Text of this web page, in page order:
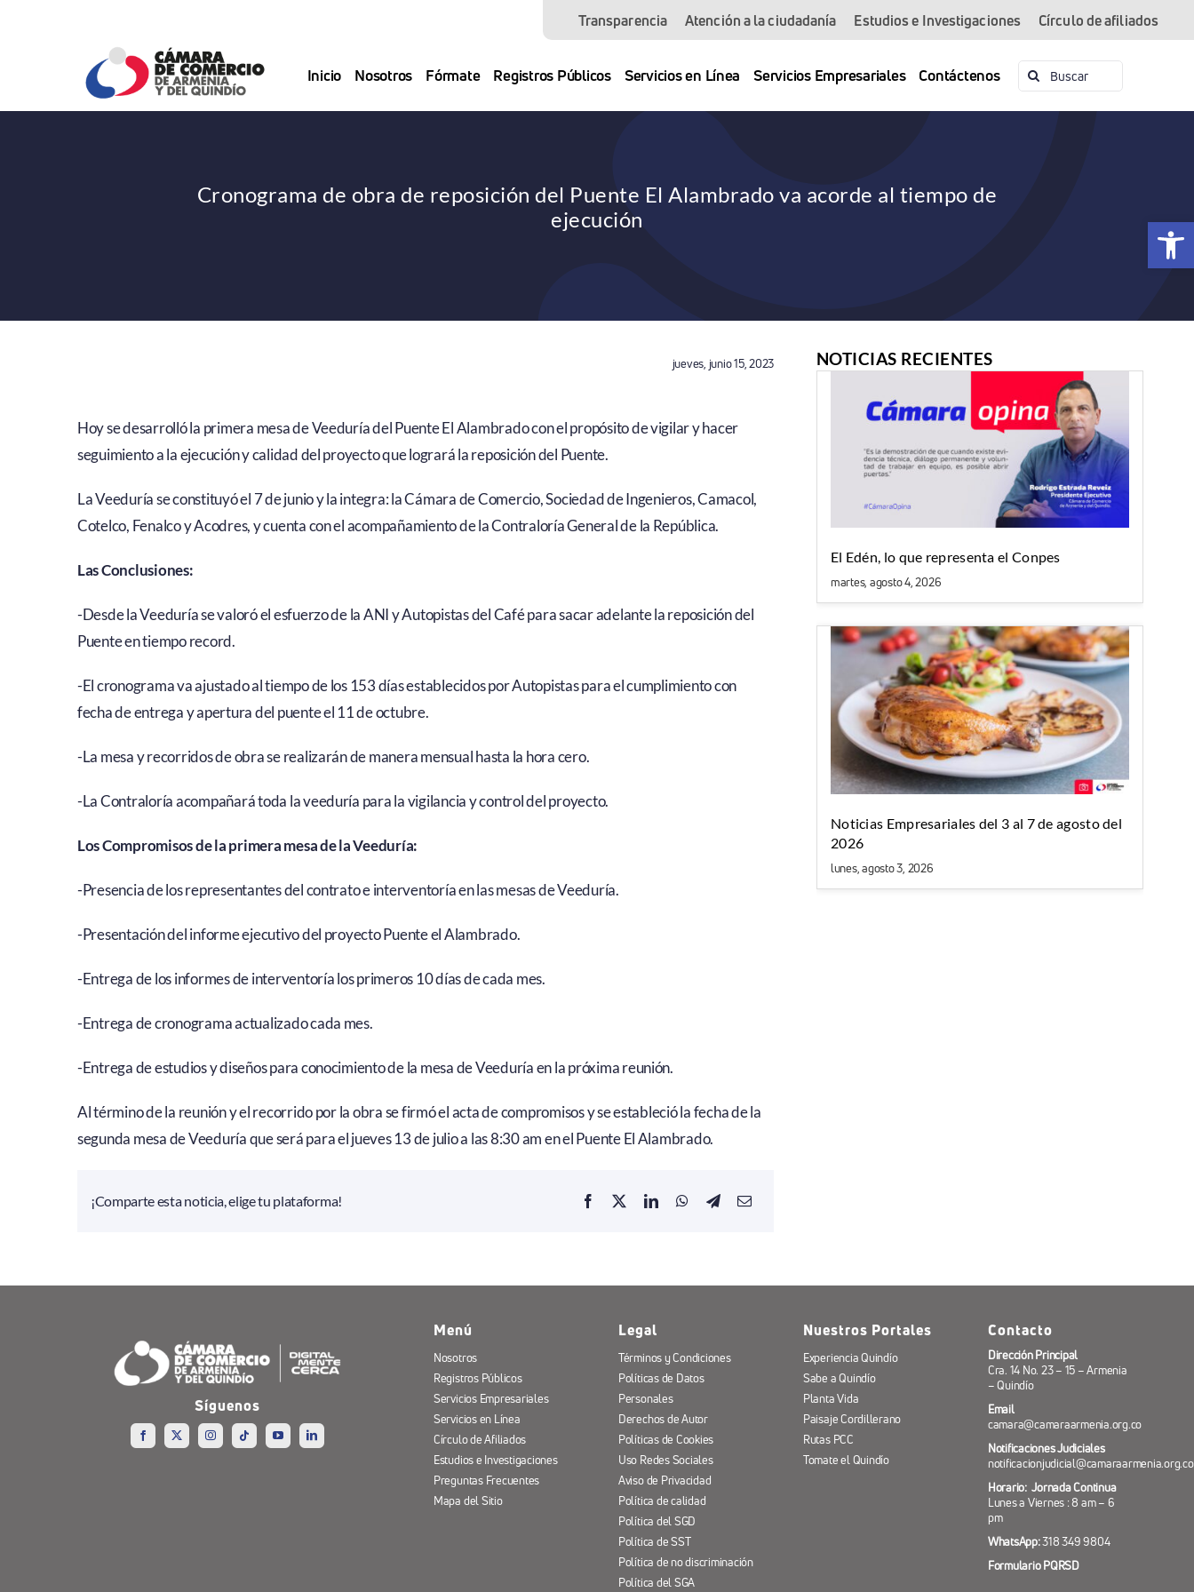
Abrir
Transparencia Atención a la ciudadanía Estudios e Investigaciones Círculo de afiliados
Inicio Nosotros Fórmate Registros Públicos Servicios en Línea Servicios Empresariales Contáctenos Buscar:
Cronograma de obra de reposición del Puente El Alambrado va acorde al tiempo de
ejecución
jueves, junio 15, 2023
Hoy se desarrolló la primera mesa de Veeduría del Puente El Alambrado con el propósito de vigilar y hacer
seguimiento a la ejecución y calidad del proyecto que logrará la reposición del Puente.
La Veeduría se constituyó el 7 de junio y la integra: la Cámara de Comercio, Sociedad de Ingenieros, Camacol,
Cotelco, Fenalco y Acodres, y cuenta con el acompañamiento de la Contraloría General de la República.
Las Conclusiones:
-Desde la Veeduría se valoró el esfuerzo de la ANI y Autopistas del Café para sacar adelante la reposición del
Puente en tiempo record.
-El cronograma va ajustado al tiempo de los 153 días establecidos por Autopistas para el cumplimiento con
fecha de entrega y apertura del puente el 11 de octubre.
-La mesa y recorridos de obra se realizarán de manera mensual hasta la hora cero.
-La Contraloría acompañará toda la veeduría para la vigilancia y control del proyecto.
Los Compromisos de la primera mesa de la Veeduría:
-Presencia de los representantes del contrato e interventoría en las mesas de Veeduría.
-Presentación del informe ejecutivo del proyecto Puente el Alambrado.
-Entrega de los informes de interventoría los primeros 10 días de cada mes.
-Entrega de cronograma actualizado cada mes.
-Entrega de estudios y diseños para conocimiento de la mesa de Veeduría en la próxima reunión.
Al término de la reunión y el recorrido por la obra se firmó el acta de compromisos y se estableció la fecha de la
segunda mesa de Veeduría que será para el jueves 13 de julio a las 8:30 am en el Puente El Alambrado.
¡Comparte esta noticia, elige tu plataforma!
NOTICIAS RECIENTES
El Edén, lo que representa el Conpes
martes, agosto 4, 2026
Noticias Empresariales del 3 al 7 de agosto del
2026
lunes, agosto 3, 2026
Síguenos
Menú
Nosotros
Registros Públicos
Servicios Empresariales
Servicios en Línea
Círculo de Afiliados
Estudios e Investigaciones
Preguntas Frecuentes
Mapa del Sitio
Legal
Términos y Condiciones
Políticas de Datos
Personales
Derechos de Autor
Políticas de Cookies
Uso Redes Sociales
Aviso de Privacidad
Política de calidad
Política del SGD
Política de SST
Política de no discriminación
Política del SGA
Nuestros Portales
Experiencia Quindío
Sabe a Quindío
Planta Vida
Paisaje Cordillerano
Rutas PCC
Tomate el Quindío
Contacto
Dirección Principal
Cra. 14 No. 23 – 15 – Armenia
– Quindío
Email
camara@camaraarmenia.org.co
Notificaciones Judiciales
notificacionjudicial@camaraarmenia.org.co
Horario: Jornada Continua
Lunes a Viernes : 8 am – 6
pm
WhatsApp:318 349 9804
Formulario PQRSD